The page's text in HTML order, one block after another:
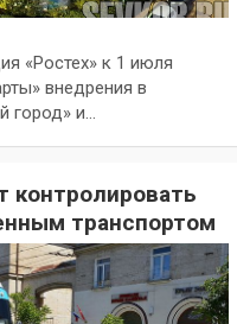
«Ростех» к 1 июля
внедрения в
город» и…
контролировать
транспортом